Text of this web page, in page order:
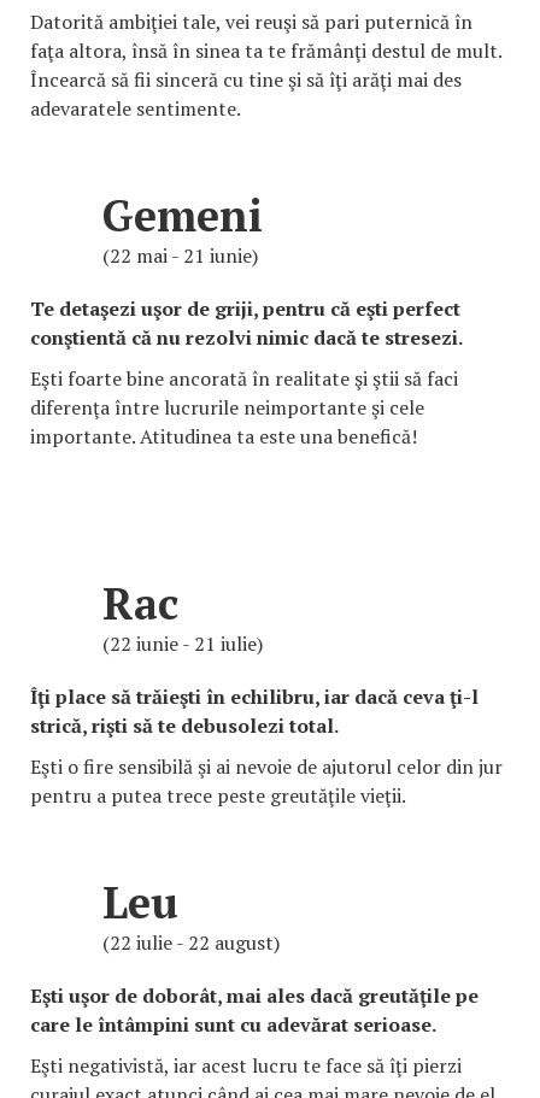
Datorită ambiţiei tale, vei reuşi să pari puternică în
faţa altora, însă în sinea ta te frămânţi destul de mult.
Încearcă să fii sinceră cu tine şi să îţi arăţi mai des
adevaratele sentimente.
Gemeni
(22 mai - 21 iunie)
Te detaşezi uşor de griji, pentru că eşti perfect
conştientă că nu rezolvi nimic dacă te stresezi.
Eşti foarte bine ancorată în realitate şi ştii să faci
diferenţa între lucrurile neimportante şi cele
importante. Atitudinea ta este una benefică!
Rac
(22 iunie - 21 iulie)
Îţi place să trăieşti în echilibru, iar dacă ceva ţi-l
strică, rişti să te debusolezi total.
Eşti o fire sensibilă şi ai nevoie de ajutorul celor din jur
pentru a putea trece peste greutăţile vieţii.
Leu
(22 iulie - 22 august)
Eşti uşor de doborât, mai ales dacă greutăţile pe
care le întâmpini sunt cu adevărat serioase.
Eşti negativistă, iar acest lucru te face să îţi pierzi